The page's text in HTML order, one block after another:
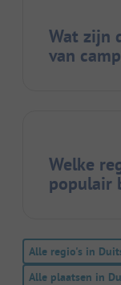
Wat zijn
van
Welke
populair
Alle regio's in
Alle plaatsen in